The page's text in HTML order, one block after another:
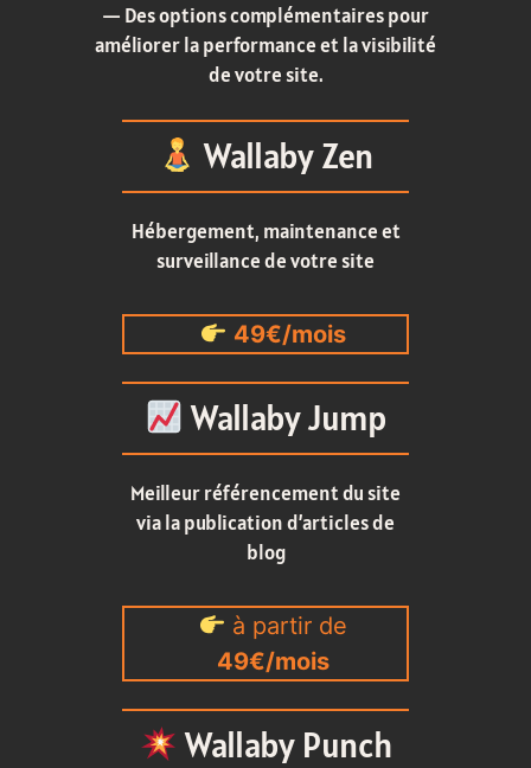
— Des options complémentaires pour
améliorer la performance et la visibilité
de votre site.
Wallaby Zen
Hébergement, maintenance et
surveillance de votre site
49€/mois
Wallaby Jump
Meilleur référencement du site
via la publication d’articles de
blog
à partir de
49€/mois
Wallaby Punch